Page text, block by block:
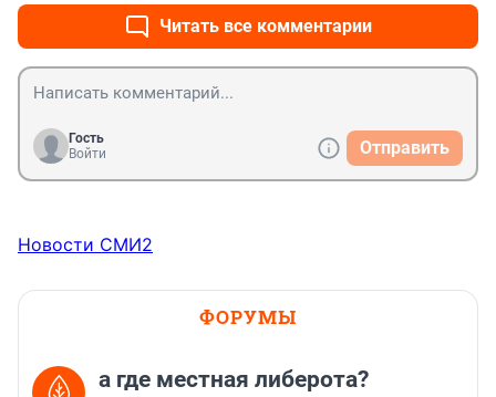
Читать все комментарии
Гость
Войти
Отправить
Новости СМИ2
ФОРУМЫ
а где местная либерота?